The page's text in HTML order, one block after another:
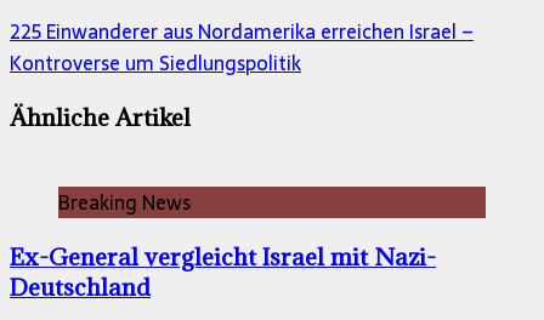
225 Einwanderer aus Nordamerika erreichen Israel –
Kontroverse um Siedlungspolitik
Ähnliche Artikel
Breaking News
Ex-General vergleicht Israel mit Nazi-
Deutschland